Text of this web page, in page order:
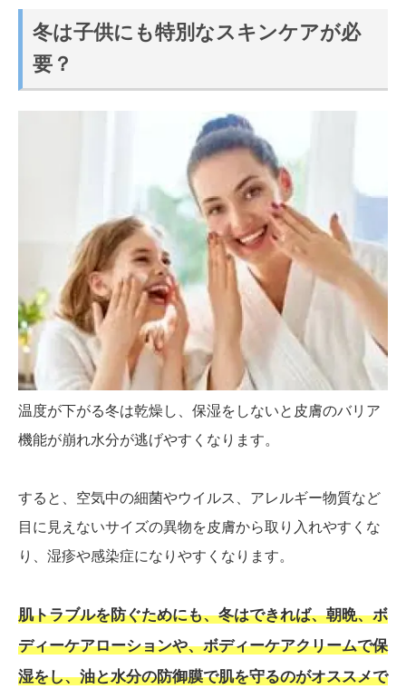
冬は子供にも特別なスキンケアが必
要？
温度が下がる冬は乾燥し、保湿をしないと皮膚のバリア
機能が崩れ水分が逃げやすくなります。
すると、空気中の細菌やウイルス、アレルギー物質など
目に見えないサイズの異物を皮膚から取り入れやすくな
り、湿疹や感染症になりやすくなります。
肌トラブルを防ぐためにも、冬はできれば、朝晩、ボ
ディーケアローションや、ボディーケアクリームで保
湿をし、油と水分の防御膜で肌を守るのがオススメで